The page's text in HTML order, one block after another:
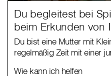
Du begleitest bei
beim Erkunden von
Du bist eine Mutter mit
regelmäßig Zeit mit einer
Wie kann ich helfen